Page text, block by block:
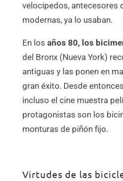
velocípedos, antecesores
modernas, ya lo usaban.
En los años 80, los
del Bronx (Nueva York)
antiguas y las ponen en
gran éxito. Desde
incluso el cine muestra
protagonistas son los
monturas de piñón fijo.
Virtudes de las